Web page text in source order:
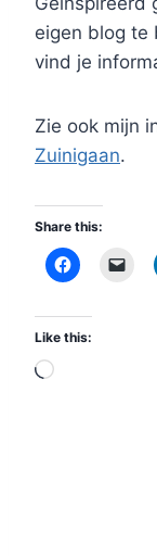
eigen blog te
vind je
Zie ook mijn
Zuinigaan.
Share this:
Like this:
L